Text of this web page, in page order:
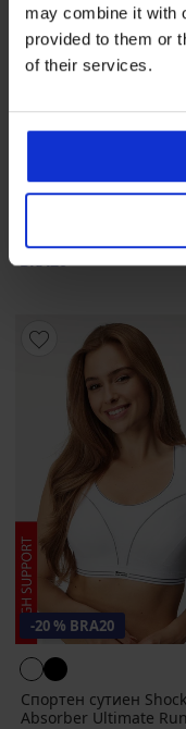
may combine it with
provided to them or
of their services.
absorber Active Classic
White
55,99 €(109,51 лв.)
BRA20
-20 % BRA20
Спортен сутиен Shock
Absorber Ultimate Run